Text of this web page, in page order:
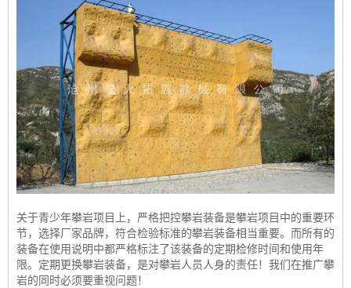
关于青少年攀岩项目上，严格把控攀岩装备是攀岩项目中的重要环
节，选择厂家品牌，符合检验标准的攀岩装备相当重要。而所有的
装备在使用说明中都严格标注了该装备的定期检修时间和使用年
限。定期更换攀岩装备，是对攀岩人员人身的责任！我们在推广攀
岩的同时必须要重视问题！